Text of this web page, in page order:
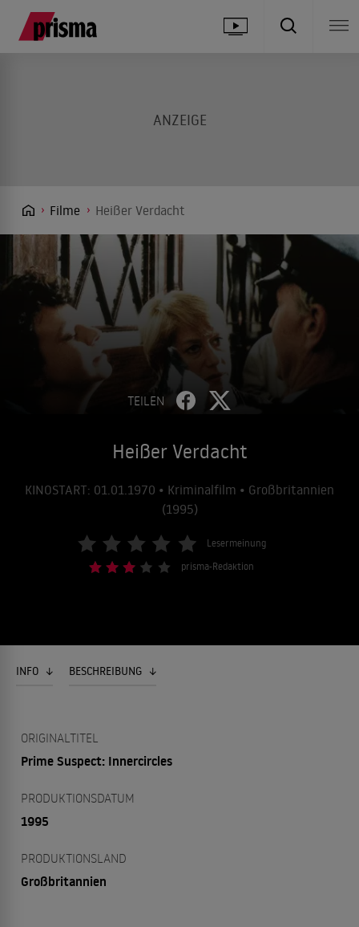
Filme Heißer Verdacht
TEILEN
Heißer Verdacht
KINOSTART: 01.01.1970 • Kriminalfilm • Großbritannien
(1995)
Lesermeinung
prisma-Redaktion
INFO BESCHREIBUNG
ORIGINALTITEL
Prime Suspect: Innercircles
PRODUKTIONSDATUM
1995
PRODUKTIONSLAND
Großbritannien